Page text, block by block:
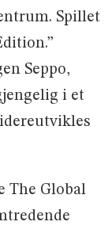
Spillet
Seppo,
i et
The Global